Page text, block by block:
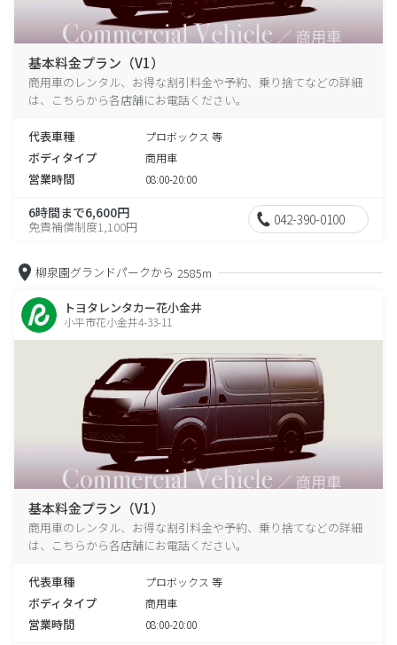
基本料金プラン（V1）
商用車のレンタル、お得な割引料金や予約、乗り捨てなどの詳細
は、こちらから各店舗にお電話ください。
代表車種 プロボックス 等
ボディタイプ 商用車
営業時間 08:00-20:00
6時間まで6,600円
免責補償制度1,100円 042-390-0100
柳泉園グランドパークから 2585m
トヨタレンタカー花小金井
小平市花小金井4-33-11
基本料金プラン（V1）
商用車のレンタル、お得な割引料金や予約、乗り捨てなどの詳細
は、こちらから各店舗にお電話ください。
代表車種 プロボックス 等
ボディタイプ 商用車
営業時間 08:00-20:00